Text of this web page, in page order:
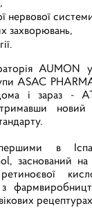
нервової
захворювань,
AUMON
ASAC
і зараз -
новий
в
заснований